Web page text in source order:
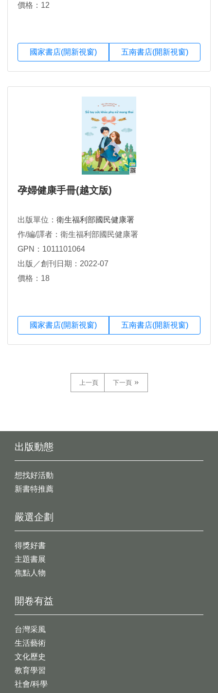
價格：12
國家書店(開新視窗) 五南書店(開新視窗)
孕婦健康手冊(越文版)
出版單位： 衛生福利部國民健康署
作/編/譯者：衛生福利部國民健康署
GPN：1011101064
出版／創刊日期：2022-07
價格：18
國家書店(開新視窗) 五南書店(開新視窗)
上一頁 下一頁
出版動態
想找好活動
新書特推薦
開卷有益
台灣采風
生活藝術
文化歷史
教育學習
社會/科學
嚴選企劃
得獎好書
主題書展
焦點人物